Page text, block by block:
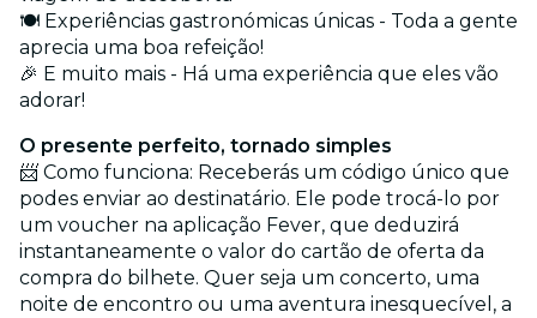
🍽️ Experiências gastronómicas únicas - Toda a gente
aprecia uma boa refeição!
🎉 E muito mais - Há uma experiência que eles vão
adorar!
O presente perfeito, tornado simples
📨 Como funciona: Receberás um código único que
podes enviar ao destinatário. Ele pode trocá-lo por
um voucher na aplicação Fever, que deduzirá
instantaneamente o valor do cartão de oferta da
compra do bilhete. Quer seja um concerto, uma
noite de encontro ou uma aventura inesquecível, a